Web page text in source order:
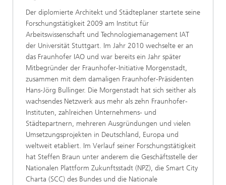
Der diplomierte Architekt und Städteplaner startete seine
Forschungstätigkeit 2009 am Institut für
Arbeitswissenschaft und Technologiemanagement IAT
der Universität Stuttgart. Im Jahr 2010 wechselte er an
das Fraunhofer IAO und war bereits ein Jahr später
Mitbegründer der Fraunhofer-Initiative Morgenstadt,
zusammen mit dem damaligen Fraunhofer-Präsidenten
Hans-Jörg Bullinger. Die Morgenstadt hat sich seither als
wachsendes Netzwerk aus mehr als zehn Fraunhofer-
Instituten, zahlreichen Unternehmens- und
Städtepartnern, mehreren Ausgründungen und vielen
Umsetzungsprojekten in Deutschland, Europa und
weltweit etabliert. Im Verlauf seiner Forschungstätigkeit
hat Steffen Braun unter anderem die Geschäftsstelle der
Nationalen Plattform Zukunftsstadt (NPZ), die Smart City
Charta (SCC) des Bundes und die Nationale